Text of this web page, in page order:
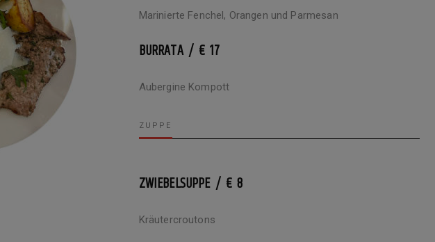
Marinierte Fenchel, Orangen und Parmesan
BURRATA / € 17
Aubergine Kompott
ZUPPE
ZWIEBELSUPPE / € 8
Kräutercroutons